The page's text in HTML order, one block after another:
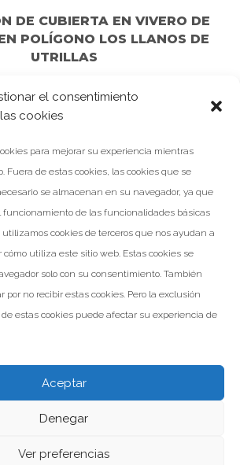
el consentimiento
cookies
para mejorar su experiencia mientras
Fuera de estas cookies, las cookies que se
se almacenan en su navegador, ya que
funcionamiento de las funcionalidades básicas
cookies de terceros que nos ayudan a
utiliza este sitio web. Estas cookies se
solo con su consentimiento. También
por no recibir estas cookies. Pero la exclusión
estas cookies puede afectar su experiencia de
Aceptar
Denegar
Ver preferencias
DE CUBIERTA EN VIVERO DE
POLÍGONO LOS LLANOS DE
UTRILLAS
), nos encargó el montaje de la
Facebook Google+
de Privacidad